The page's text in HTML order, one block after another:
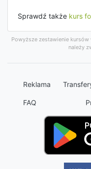
Sprawdź także kurs
Powyższe zestawienie
należy
Reklama
FAQ